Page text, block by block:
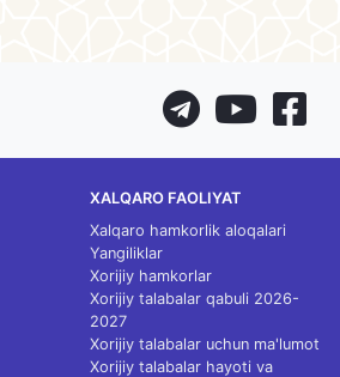
XALQARO FAOLIYAT
Xalqaro hamkorlik aloqalari
Yangiliklar
Xorijiy hamkorlar
Xorijiy talabalar qabuli 2026-
2027
Xorijiy talabalar uchun ma'lumot
Xorijiy talabalar hayoti va